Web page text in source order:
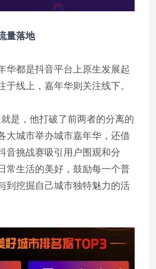
量落地地
华都是抖音平台上原生发展起
于线上，嘉年华则关注线下。
是，他打破了前两者的分离的
大城市举办城市嘉年华，还借
音挑战赛吸引用户围观和分
常生活的美好，鼓励每一个普
到挖掘自己城市独特魅力的活